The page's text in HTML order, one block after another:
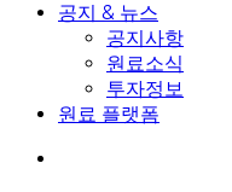
공지 & 뉴스
공지사항
원료소식
투자정보
원료 플랫폼